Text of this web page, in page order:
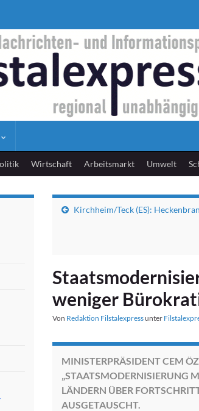
Wirtschaft Arbeitsmarkt Umwelt
Kirchheim/Teck (ES):
weniger
Von Redaktion Filstalexpressunter
MINISTERPRÄSIDENT CEM
„STAATSMODERNISIERUNG
LÄNDERN ÜBER
AUSGETAUSCHT.